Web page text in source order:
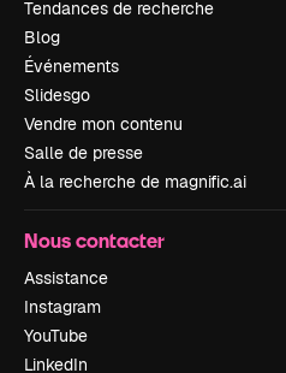
Tendances de recherche
Blog
Événements
Slidesgo
Vendre mon contenu
Salle de presse
À la recherche de magnific.ai
Nous contacter
Assistance
Instagram
YouTube
LinkedIn